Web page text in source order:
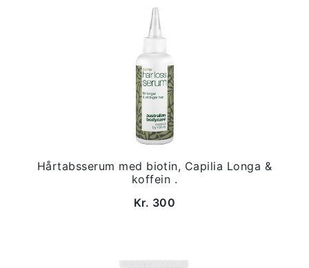
Hårtabsserum med biotin, Capilia Longa &
koffein .
Kr. 300